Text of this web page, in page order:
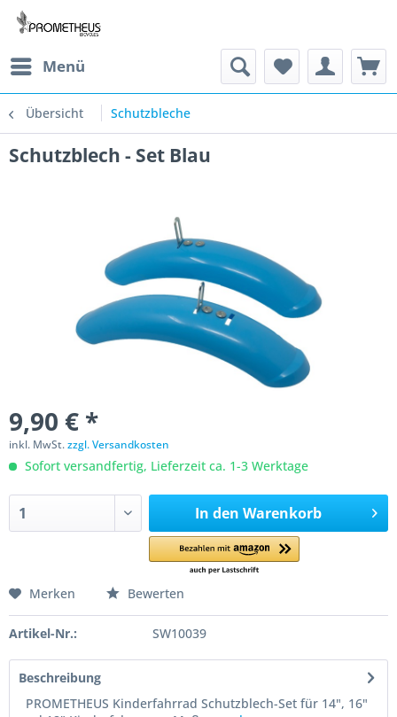
Menü
Übersicht Schutzbleche
Schutzblech - Set Blau
9,90 € *
inkl. MwSt.zzgl. Versandkosten
Sofort versandfertig, Lieferzeit ca. 1-3 Werktage
In den Warenkorb
Merken Bewerten
Artikel-Nr.: SW10039
Beschreibung
PROMETHEUS Kinderfahrrad Schutzblech-Set für 14", 16"